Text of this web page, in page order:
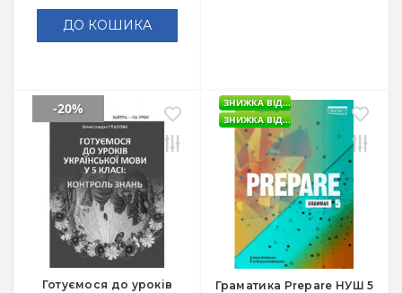
ДО КОШИКА
Готуємося до уроків
-20%
Граматика Prepare НУШ 5
ЗНИЖКА ВІД...
ЗНИЖКА ВІД...